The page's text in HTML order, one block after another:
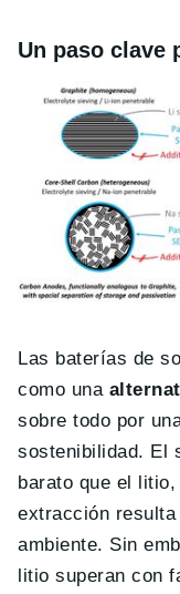
Un paso clave
Las baterías de
como una
sobre todo por
sostenibilidad. El
barato que el
extracción
ambiente. Sin
litio superan con